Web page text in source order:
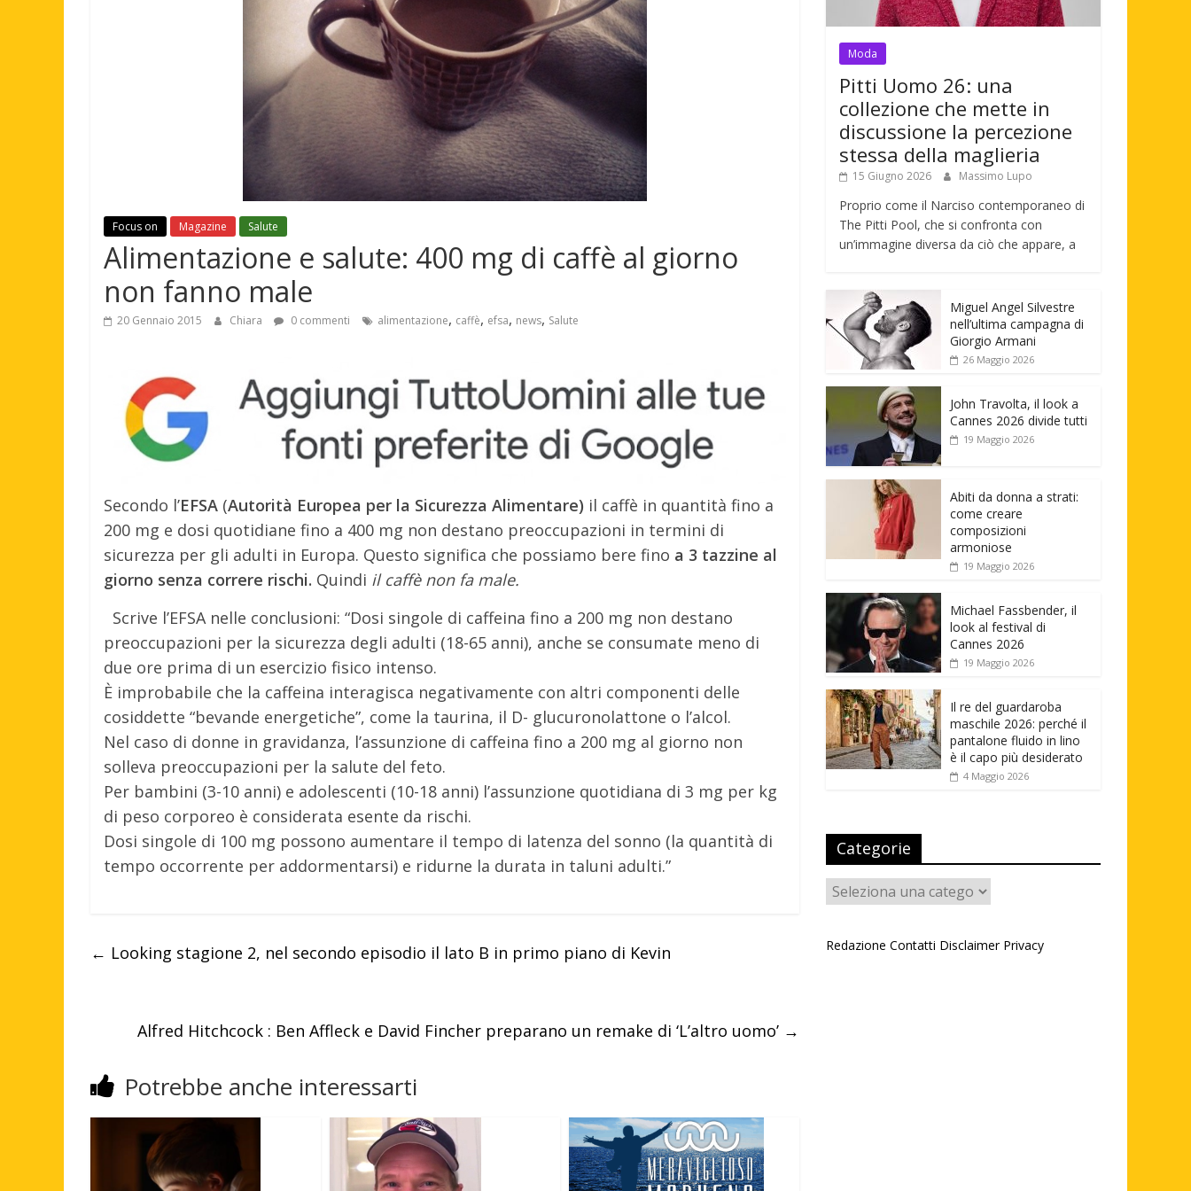
Focus on Magazine Salute
Alimentazione e salute: 400 mg di caffè al giorno
non fanno male
20 Gennaio 2015 Chiara 0 commenti alimentazione, caffè, efsa, news, Salute
Secondo l’EFSA (Autorità Europea per la Sicurezza Alimentare) il caffè in quantità fino a
200 mg e dosi quotidiane fino a 400 mg non destano preoccupazioni in termini di
sicurezza per gli adulti in Europa. Questo significa che possiamo bere fino a 3 tazzine al
giorno senza correre rischi. Quindi il caffè non fa male.
Scrive l’EFSA nelle conclusioni: “Dosi singole di caffeina fino a 200 mg non destano
preoccupazioni per la sicurezza degli adulti (18-65 anni), anche se consumate meno di
due ore prima di un esercizio fisico intenso.
È improbabile che la caffeina interagisca negativamente con altri componenti delle
cosiddette “bevande energetiche”, come la taurina, il D- glucuronolattone o l’alcol.
Nel caso di donne in gravidanza, l’assunzione di caffeina fino a 200 mg al giorno non
solleva preoccupazioni per la salute del feto.
Per bambini (3-10 anni) e adolescenti (10-18 anni) l’assunzione quotidiana di 3 mg per kg
di peso corporeo è considerata esente da rischi.
Dosi singole di 100 mg possono aumentare il tempo di latenza del sonno (la quantità di
tempo occorrente per addormentarsi) e ridurne la durata in taluni adulti.”
← Looking stagione 2, nel secondo episodio il lato B in primo piano di Kevin
Alfred Hitchcock : Ben Affleck e David Fincher preparano un remake di ‘L’altro uomo’ →
Potrebbe anche interessarti
Moda
Pitti Uomo 26: una
collezione che mette in
discussione la percezione
stessa della maglieria
15 Giugno 2026 Massimo Lupo
Proprio come il Narciso contemporaneo di
The Pitti Pool, che si confronta con
un’immagine diversa da ciò che appare, a
Miguel Angel Silvestre
nell’ultima campagna di
Giorgio Armani
26 Maggio 2026
John Travolta, il look a
Cannes 2026 divide tutti
19 Maggio 2026
Abiti da donna a strati:
come creare
composizioni
armoniose
19 Maggio 2026
Michael Fassbender, il
look al festival di
Cannes 2026
19 Maggio 2026
Il re del guardaroba
maschile 2026: perché il
pantalone fluido in lino
è il capo più desiderato
4 Maggio 2026
Categorie
Categorie
Redazione Contatti Disclaimer Privacy